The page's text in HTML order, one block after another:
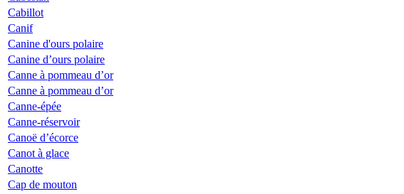
Cabillot
Canif
Canine d'ours polaire
Canine d’ours polaire
Canne à pommeau d’or
Canne à pommeau d’or
Canne-épée
Canne-réservoir
Canoë d’écorce
Canot à glace
Canotte
Cap de mouton